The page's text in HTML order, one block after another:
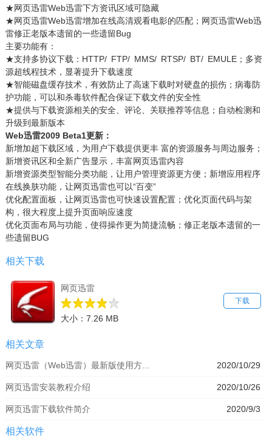
★网页迅雷Web迅雷下方资讯区域可隐藏
★网页迅雷Web迅雷增加在线高清观看电影的匹配；网页迅雷Web迅
雷修正老版本遗留的一些遗留Bug
主要功能有：
★支持多协议下载：HTTP/ FTP/ MMS/ RTSP/ BT/ EMULE；多资
源超线程技术，显著提升下载速度
★智能磁盘缓存技术，有效防止了高速下载时对硬盘的损伤；病毒防
护功能，可以和杀毒软件配合保证下载文件的安全性
★提供与下载资源相关的安全、评论、关联推荐等信息；自动检测和
升级到最新版本
Web迅雷2009 Beta1更新：
新增加超下载区域，为用户下载提供更丰 富的资源服务与周边服务；
新增资讯区和全新广告显示，丰富网页迅雷内容
新增资源类型智能分类功能，让用户管理资源更方便；新增应用程序
在线换肤功能，让网页迅雷也可以“百变”
优化配置面板，让网页迅雷也可快速设置配置；优化页面代码与架
构，很大程度上提升页面响应速度
优化页面布局与功能，使得操作更为简捷流畅；修正老版本遗留的一
些遗留BUG
相关下载
下载
网页迅雷
大小：7.26 MB
相关文章
2020/10/29
网页迅雷（Web迅雷）最新版使用方...
2020/10/26
网页迅雷安装教程介绍
2020/9/3
网页迅雷下载软件简介
相关软件